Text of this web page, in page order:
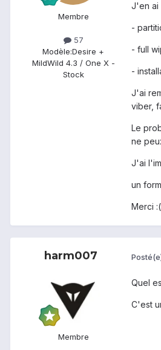
Membre
57
Modèle:Desire +
MildWild 4.3 / One X -
Stock
J'en ai
-
- full
-
J'ai
viber,
Le
ne
J'ai
un
Merci :(
harm007
Membre
Quel
C'est